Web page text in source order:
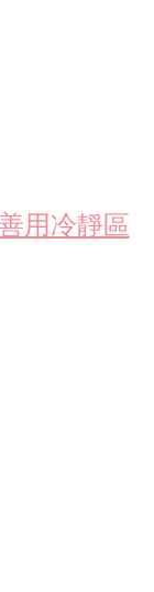
用冷靜區